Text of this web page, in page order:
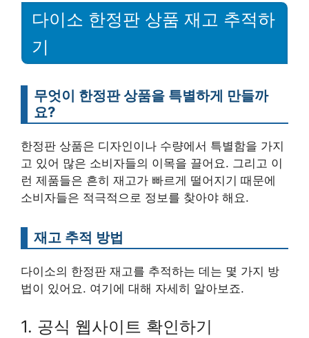
다이소 한정판 상품 재고 추적하
기
무엇이 한정판 상품을 특별하게 만들까
요?
한정판 상품은 디자인이나 수량에서 특별함을 가지
고 있어 많은 소비자들의 이목을 끌어요. 그리고 이
런 제품들은 흔히 재고가 빠르게 떨어지기 때문에
소비자들은 적극적으로 정보를 찾아야 해요.
재고 추적 방법
다이소의 한정판 재고를 추적하는 데는 몇 가지 방
법이 있어요. 여기에 대해 자세히 알아보죠.
1. 공식 웹사이트 확인하기